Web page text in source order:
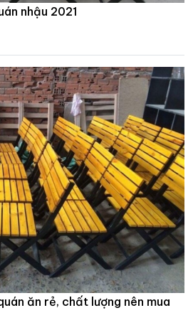
nhậu 2021
ăn rẻ, chất lượng nên mua